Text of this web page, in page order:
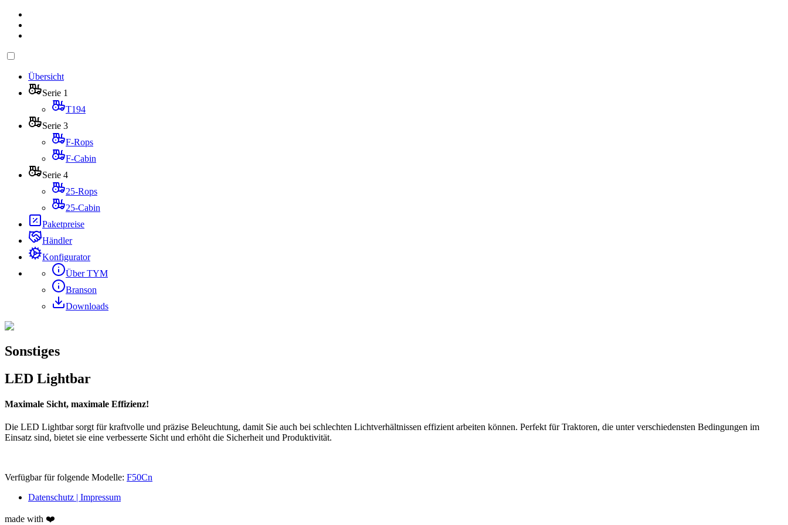
Übersicht
Serie 1
T194
Serie 3
F-Rops
F-Cabin
Serie 4
25-Rops
25-Cabin
Paketpreise
Händler
Konfigurator
Über TYM
Branson
Downloads
Sonstiges
LED Lightbar
Maximale Sicht, maximale Effizienz!
Die LED Lightbar sorgt für kraftvolle und präzise Beleuchtung, damit Sie auch bei schlechten Lichtverhältnissen effizient arbeiten können. Perfekt für Traktoren, die unter verschiedensten Bedingungen im
Einsatz sind, bietet sie eine verbesserte Sicht und erhöht die Sicherheit und Produktivität.
Verfügbar für folgende Modelle: F50Cn
Datenschutz | Impressum
made with ❤️